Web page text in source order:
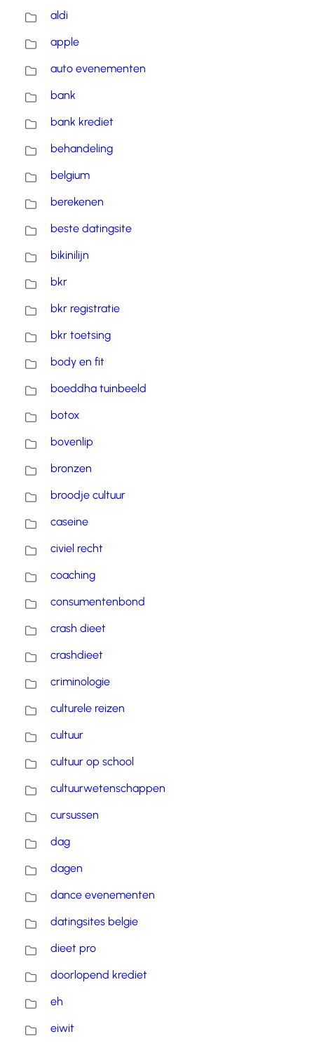
aldi
apple
auto evenementen
bank
bank krediet
behandeling
belgium
berekenen
beste datingsite
bikinilijn
bkr
bkr registratie
bkr toetsing
body en fit
boeddha tuinbeeld
botox
bovenlip
bronzen
broodje cultuur
caseine
civiel recht
coaching
consumentenbond
crash dieet
crashdieet
criminologie
culturele reizen
cultuur
cultuur op school
cultuurwetenschappen
cursussen
dag
dagen
dance evenementen
datingsites belgie
dieet pro
doorlopend krediet
eh
eiwit